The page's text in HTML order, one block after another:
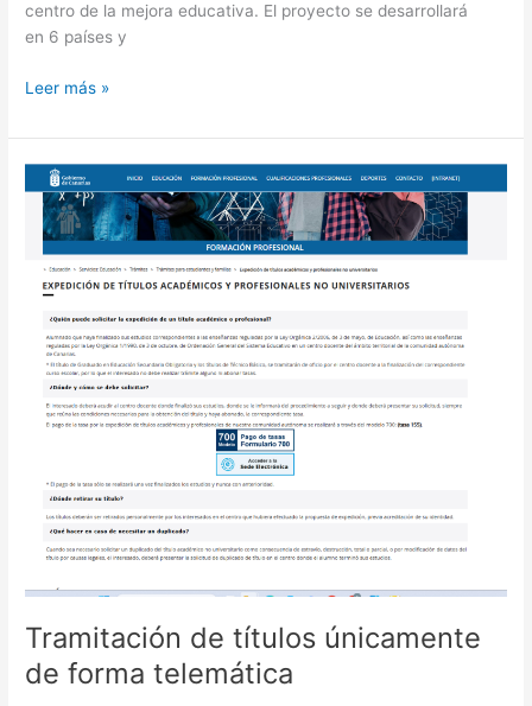
centro de la mejora educativa. El proyecto se desarrollará
en 6 países y
Leer más »
Tramitación de títulos únicamente
de forma telemática
Tramitación
de
títulos
únicamente
de
telemática